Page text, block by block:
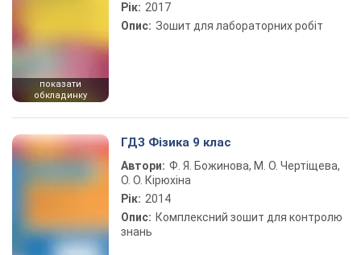
показати
обкладинку
Рік: 2017
Опис:
Зошит для лабораторних робіт
ГДЗ Фізика 9 клас
Автори: Ф. Я. Божинова, М. О. Чертіщева,
О. О. Кірюхіна
Рік: 2014
Опис: Комплексний зошит для контролю
знань